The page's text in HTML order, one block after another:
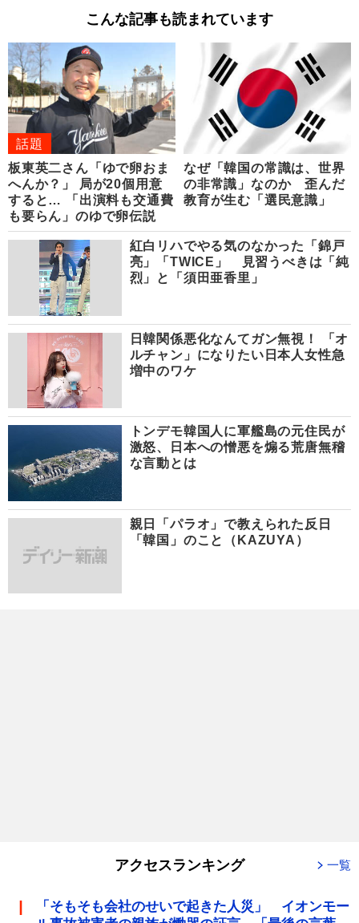
こんな記事も読まれています
話題
板東英二さん「ゆで卵おま
へんか？」 局が20個用意
すると… 「出演料も交通費
も要らん」のゆで卵伝説
なぜ「韓国の常識は、世界
の非常識」なのか 歪んだ
教育が生む「選民意識」
紅白リハでやる気のなかった「錦戸
亮」「TWICE」 見習うべきは「純
烈」と「須田亜香里」
日韓関係悪化なんてガン無視！ 「オ
ルチャン」になりたい日本人女性急
増中のワケ
トンデモ韓国人に軍艦島の元住民が
激怒、日本への憎悪を煽る荒唐無稽
な言動とは
親日「パラオ」で教えられた反日
「韓国」のこと（KAZUYA）
アクセスランキング 一覧
「そもそも会社のせいで起きた人災」 イオンモー